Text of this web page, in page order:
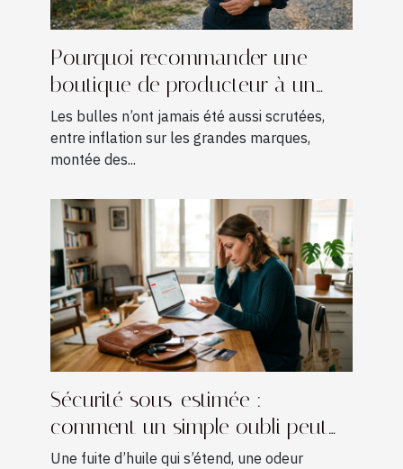
Pourquoi recommander une
boutique de producteur à un
amateur de champagne ?
Les bulles n’ont jamais été aussi scrutées,
entre inflation sur les grandes marques,
montée des...
Sécurité sous-estimée :
comment un simple oubli peut
coûter cher
Une fuite d’huile qui s’étend, une odeur